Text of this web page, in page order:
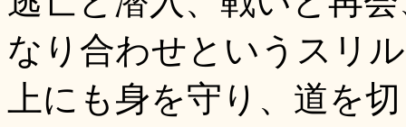
なり合わせというスリ
上にも身を守り、道を